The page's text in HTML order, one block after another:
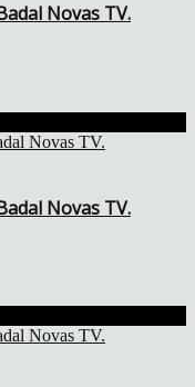
Novas TV.
Novas TV.